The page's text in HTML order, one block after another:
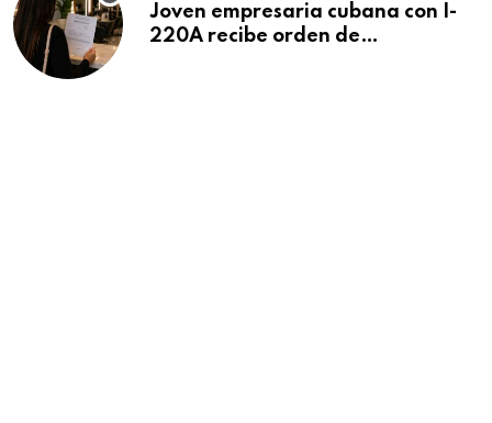
Joven empresaria cubana con I-
220A recibe orden de